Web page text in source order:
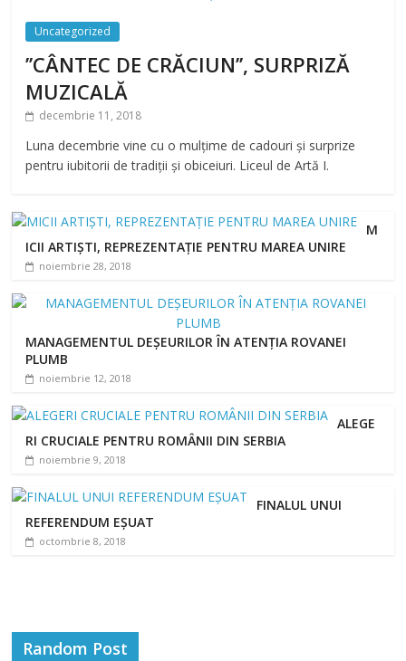
Uncategorized
’’CÂNTEC DE CRĂCIUN’’, SURPRIZĂ
MUZICALĂ
decembrie 11, 2018
Luna decembrie vine cu o mulțime de cadouri și surprize
pentru iubitorii de tradiții și obiceiuri. Liceul de Artă I.
M
ICII ARTIȘTI, REPREZENTAȚIE PENTRU MAREA UNIRE
noiembrie 28, 2018
MANAGEMENTUL DEȘEURILOR ÎN ATENȚIA ROVANEI
PLUMB
noiembrie 12, 2018
ALEGE
RI CRUCIALE PENTRU ROMÂNII DIN SERBIA
noiembrie 9, 2018
FINALUL UNUI
REFERENDUM EȘUAT
octombrie 8, 2018
Random Post